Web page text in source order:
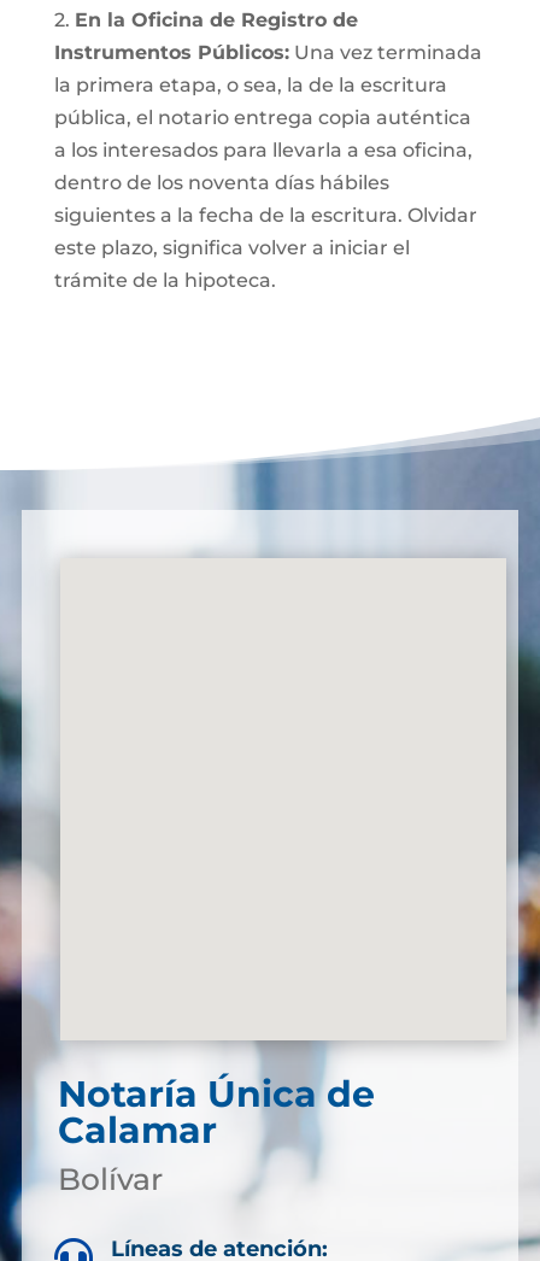
2. En la Oficina de Registro de
Instrumentos Públicos:Una vez terminada
la primera etapa, o sea, la de la escritura
pública, el notario entrega copia auténtica
a los interesados para llevarla a esa oficina,
dentro de los noventa días hábiles
siguientes a la fecha de la escritura. Olvidar
este plazo, significa volver a iniciar el
trámite de la hipoteca.
Notaría Única de
Calamar
Bolívar
Líneas de atención: